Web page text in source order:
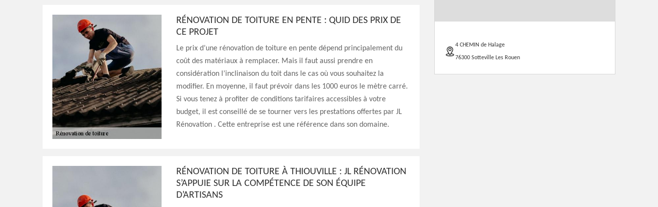
RÉNOVATION DE TOITURE EN PENTE : QUID DES PRIX DE
CE PROJET
Le prix d’une rénovation de toiture en pente dépend principalement du
coût des matériaux à remplacer. Mais il faut aussi prendre en
considération l’inclinaison du toit dans le cas où vous souhaitez la
modifier. En moyenne, il faut prévoir dans les 1000 euros le mètre carré.
Si vous tenez à profiter de conditions tarifaires accessibles à votre
budget, il est conseillé de se tourner vers les prestations offertes par JL
Rénovation . Cette entreprise est une référence dans son domaine.
RÉNOVATION DE TOITURE À THIOUVILLE : JL RÉNOVATION
S’APPUIE SUR LA COMPÉTENCE DE SON ÉQUIPE
D’ARTISANS
4 CHEMIN de Halage
76300 Sotteville Les Rouen